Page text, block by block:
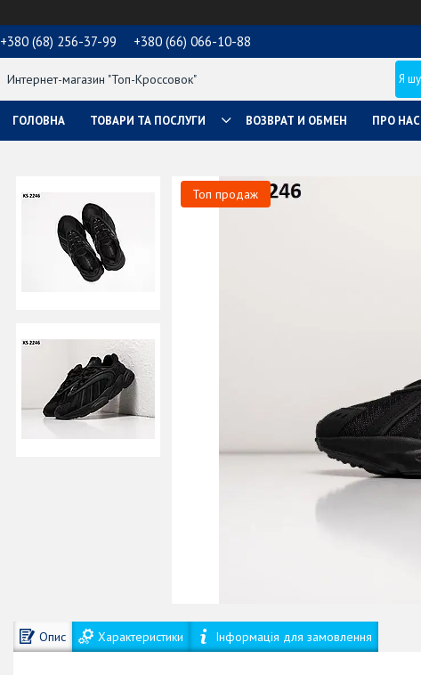
+380 (68) 256-37-99 +380 (66) 066-10-88
Интернет-магазин "Топ-Кроссовок"
ГОЛОВНА ТОВАРИ ТА ПОСЛУГИ ВОЗВРАТ И ОБМЕН ПРО НАС
Топ продаж
Опис Характеристики Інформація для замовлення